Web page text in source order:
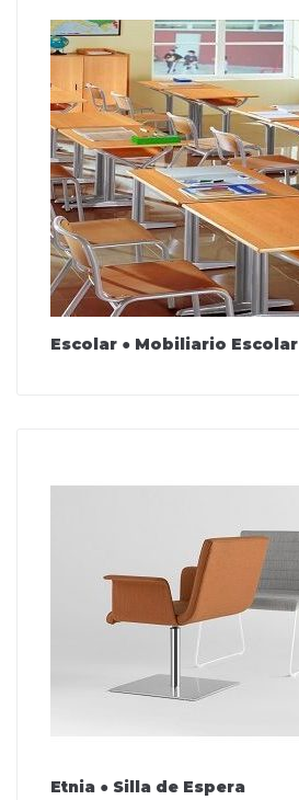
Escolar ● Mobiliario Escolar
Etnia ● Silla de Espera